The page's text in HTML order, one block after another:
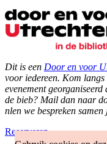
Dit is een Door en voor
voor iedereen. Kom
evenement
de bieb? Mail dan naar
nlen we bespreken
Reserveren